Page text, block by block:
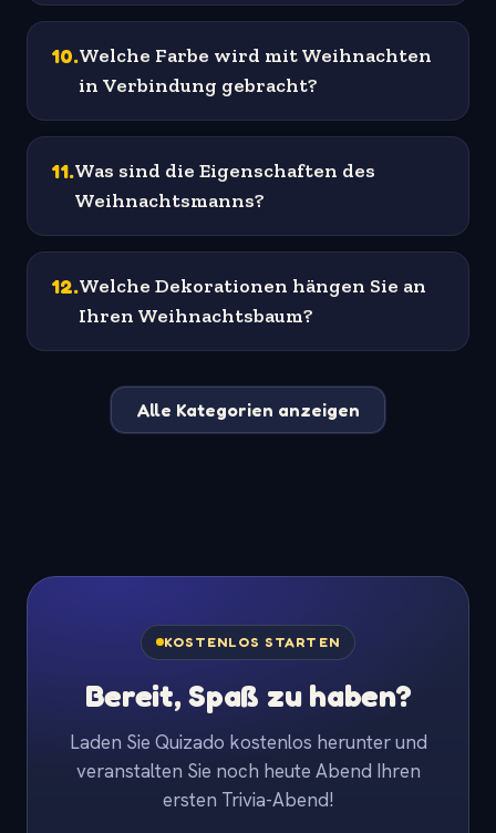
10.Welche Farbe wird mit Weihnachten
in Verbindung gebracht?
11.Was sind die Eigenschaften des
Weihnachtsmanns?
12.Welche Dekorationen hängen Sie an
Ihren Weihnachtsbaum?
Alle Kategorien anzeigen
KOSTENLOS STARTEN
Bereit, Spaß zu haben?
Laden Sie Quizado kostenlos herunter und
veranstalten Sie noch heute Abend Ihren
ersten Trivia-Abend!